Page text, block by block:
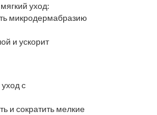
уход:
микродермабразию
и ускорит
с
и сократить мелкие